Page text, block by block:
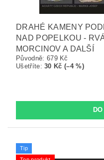
DRAHÉ KAMENY
NAD POPELKOU -
MORCINOV A DALŠÍ
Původně: 679 Kč
Ušetříte:30 Kč (–4 %)
Tip